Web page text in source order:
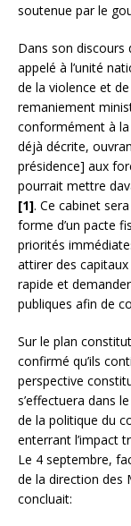
soutenue par le
Dans son discours
appelé à l’unité
de la violence et
remaniement
conformément à
déjà décrite,
présidence] aux
pourrait mettre
[1]. Ce cabinet
forme d’un pacte
priorités
attirer des
rapide et
publiques afin de
Sur le plan
confirmé qu’ils
perspective
s’effectuera dans
de la politique du
enterrant l’impact
Le 4 septembre,
de la direction des
concluait: